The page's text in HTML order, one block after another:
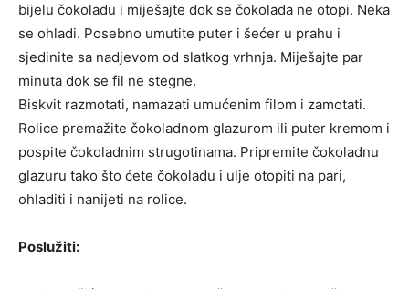
bijelu čokoladu i miješajte dok se čokolada ne otopi. Neka
se ohladi. Posebno umutite puter i šećer u prahu i
sjedinite sa nadjevom od slatkog vrhnja. Miješajte par
minuta dok se fil ne stegne.
Biskvit razmotati, namazati umućenim filom i zamotati.
Rolice premažite čokoladnom glazurom ili puter kremom i
pospite čokoladnim strugotinama. Pripremite čokoladnu
glazuru tako što ćete čokoladu i ulje otopiti na pari,
ohladiti i nanijeti na rolice.
Poslužiti: